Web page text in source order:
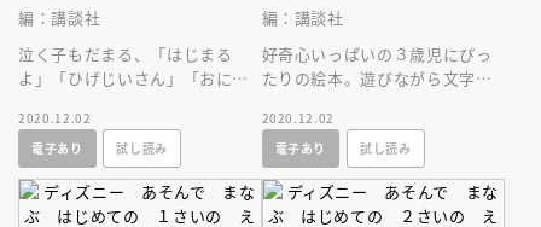
編：講談社
泣く子もだまる、「はじまる
よ」「ひげじいさん」「おにの
た」の絵本。わかりやすい振り
つけイラストつき
2020.12.02
電子あり
試し読み
編：講談社
好奇心いっぱいの３歳児にぴっ
たりの絵本。遊びながら文字や
集中力を高めます。バラエティ
豊かな構成。
2020.12.02
電子あり
試し読み